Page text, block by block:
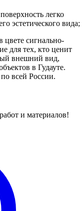
легко
эстетического вида;
цвете сигнально-
для тех, кто ценит
внешний вид,
в Гудауте.
всей России.
и материалов!